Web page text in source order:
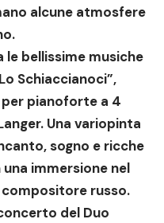
alcune atmosfere
bellissime musiche
Schiaccianoci”,
per pianoforte a 4
Una variopinta
sogno e ricche
immersione nel
russo.
del Duo